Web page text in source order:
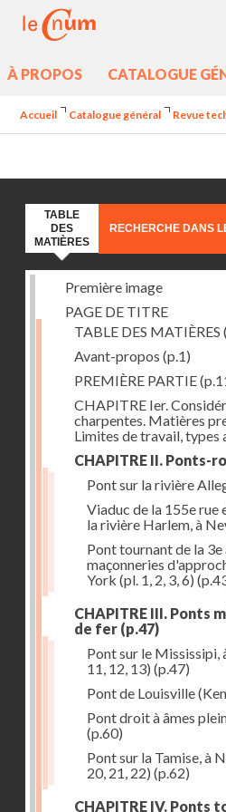
À PROPOS CATALOGUE
Accueil Catalogue général Revue
TABLE
DES
MATIÈRES
RECHERCHE DANS
Première image
PAGE DE TITRE
TABLE DES MATIÈRES
Avant-propos (p.1)
PREMIÈRE PARTIE
CHAPITRE Ier.
charpentes. Matières
Limites de travail, types
CHAPITRE II. Ponts-
Pont sur la rivière
Viaduc de la 155e rue
la rivière Harlem, à
Pont tournant de la
maçonneries
York (pl. 1, 2, 3, 6)
CHAPITRE III. Ponts
de fer (p.47)
Pont sur le Mississipi,
11, 12, 13) (p.47)
Pont de Louisville
Pont droit à âmes
(p.60)
Pont sur la Tamise, à
20, 21, 22) (p.62)
CHAPITRE IV.